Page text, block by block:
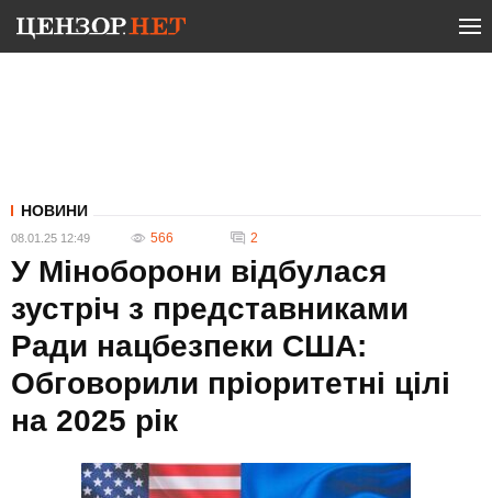
НОВИНИ
08.01.25 12:49 566 2
У Міноборони відбулася
зустріч з представниками
Ради нацбезпеки США:
Обговорили пріоритетні цілі
на 2025 рік